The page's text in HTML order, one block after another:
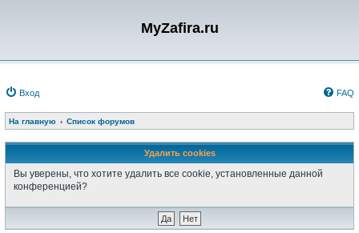
MyZafira.ru
Вход FAQ
На главную Список форумов
Удалить cookies
Вы уверены, что хотите удалить все cookie, установленные данной
конференцией?